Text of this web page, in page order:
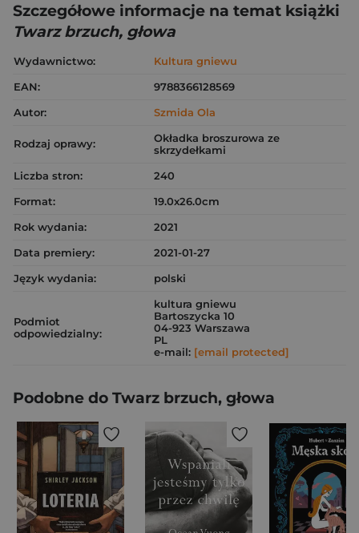
Szczegółowe informacje na temat książki
Twarz brzuch, głowa
Wydawnictwo:
Kultura gniewu
EAN:
9788366128569
Autor:
Szmida Ola
Rodzaj oprawy:
Okładka broszurowa ze
skrzydełkami
Liczba stron:
240
Format:
19.0x26.0cm
Rok wydania:
2021
Data premiery:
2021-01-27
Język wydania:
polski
Podmiot
odpowiedzialny:
kultura gniewu
Bartoszycka 10
04-923 Warszawa
PL
e-mail: [email protected]
Podobne do Twarz brzuch, głowa